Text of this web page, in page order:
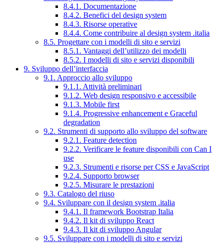
8.4.1. Documentazione
8.4.2. Benefici del design system
8.4.3. Risorse operative
8.4.4. Come contribuire al design system .italia
8.5. Progettare con i modelli di sito e servizi
8.5.1. Vantaggi dell’utilizzo dei modelli
8.5.2. I modelli di sito e servizi disponibili
9. Sviluppo dell’interfaccia
9.1. Approccio allo sviluppo
9.1.1. Attività preliminari
9.1.2. Web design responsivo e accessibile
9.1.3. Mobile first
9.1.4. Progressive enhancement e Graceful
degradation
9.2. Strumenti di supporto allo sviluppo del software
9.2.1. Feature detection
9.2.2. Verificare le feature disponibili con Can I
use
9.2.3. Strumenti e risorse per CSS e JavaScript
9.2.4. Supporto browser
9.2.5. Misurare le prestazioni
9.3. Catalogo del riuso
9.4. Sviluppare con il design system .italia
9.4.1. Il framework Bootstrap Italia
9.4.2. Il kit di sviluppo React
9.4.3. Il kit di sviluppo Angular
9.5. Sviluppare con i modelli di sito e servizi